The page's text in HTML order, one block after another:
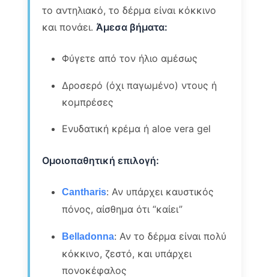
το αντηλιακό, το δέρμα είναι κόκκινο
και πονάει. Άμεσα βήματα:
Φύγετε από τον ήλιο αμέσως
Δροσερό (όχι παγωμένο) ντους ή
κομπρέσες
Ενυδατική κρέμα ή aloe vera gel
Ομοιοπαθητική επιλογή:
Cantharis: Αν υπάρχει καυστικός
πόνος, αίσθημα ότι “καίει”
Belladonna: Αν το δέρμα είναι πολύ
κόκκινο, ζεστό, και υπάρχει
πονοκέφαλος